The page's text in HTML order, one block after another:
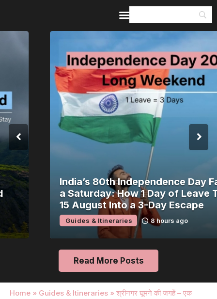
India’s 80th Independence Day Falls on
a Saturday: How 1 Day of Leave Turns
15 August Into a 3-Day Escape
Guides & Itineraries 8 hours ago
Read More Posts
Home » Guides & Itineraries » श्रीनगर घूमने की जगहें – एक
Home
Guides & Itineraries
Inspiration
Events &
Experiences
Browse All